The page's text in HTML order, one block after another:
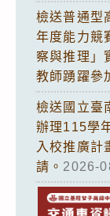
檢送普通型
年度能力競
察與推理」
教師踴躍參
檢送國立臺
辦理115學
入校推廣計
請。 2026-